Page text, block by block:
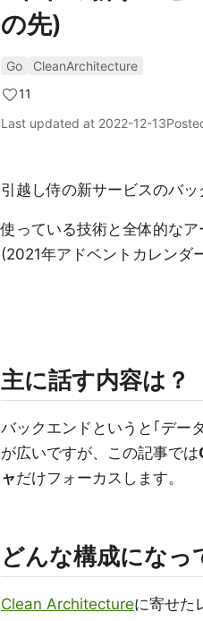
の先)
Go
CleanArchitecture
11
Last updated at 2022-12-13
引越し侍の新サービスのバッ
使っている技術と全体的な
(2021年アドベントカレンダ
主に話す内容は？
バックエンドというと｢デー
が広いですが、この記事では
ャだけフォーカスします。
どんな構成になっ
Clean Architectureに寄せた